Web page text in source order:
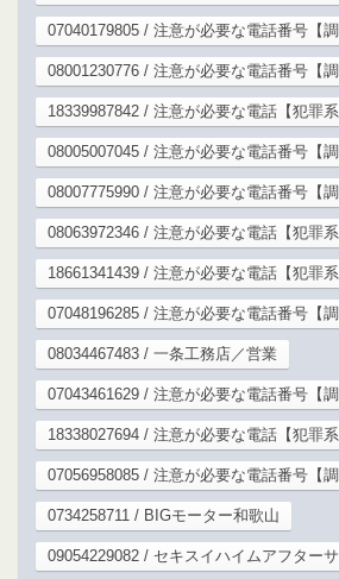
07040179805 / 注意が必要な電話番号【調
08001230776 / 注意が必要な電話番号【調
18339987842 / 注意が必要な電話【犯罪系
08005007045 / 注意が必要な電話番号【調
08007775990 / 注意が必要な電話番号【調
08063972346 / 注意が必要な電話【犯罪系
18661341439 / 注意が必要な電話【犯罪系
07048196285 / 注意が必要な電話番号【調
08034467483 / 一条工務店／営業
07043461629 / 注意が必要な電話番号【調
18338027694 / 注意が必要な電話【犯罪系
07056958085 / 注意が必要な電話番号【調
0734258711 / BIGモーター和歌山
09054229082 / セキスイハイムアフター